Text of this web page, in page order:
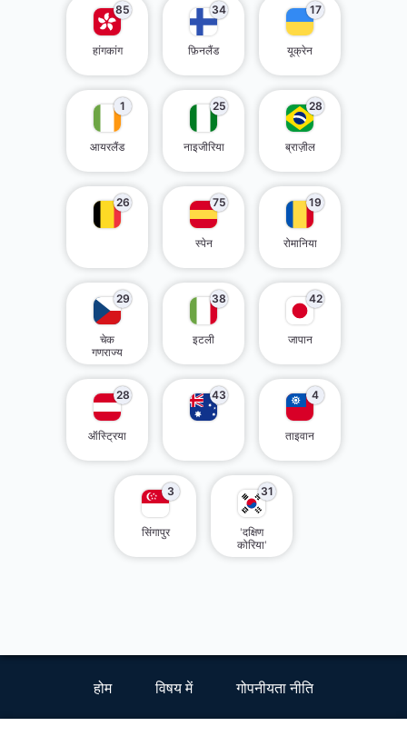
85
हांगकांग
34
फ़िनलैंड
17
यूक्रेन
1
आयरलैंड
25
नाइजीरिया
28
ब्राज़ील
26 75
स्पेन
19
रोमानिया
29
चेक
गणराज्य
38
इटली
42
जापान
28
ऑस्ट्रिया
43 4
ताइवान
3
सिंगापुर
31
'दक्षिण
कोरिया'
होम विषय में गोपनीयता नीति